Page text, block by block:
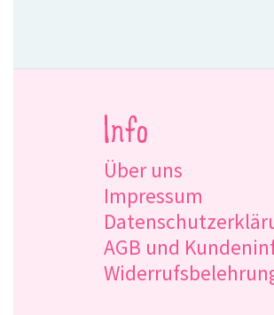
Info
Über uns
Impressum
AGB und